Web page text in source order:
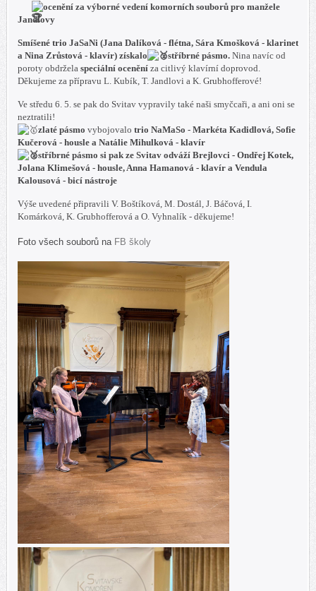
ocenění za výborné vedení komorních souborů pro manžele
Jandlovy
Smíšené trio JaSaNi (Jana Dalíková - flétna, Sára Kmošková - klarinet
a Nina Zrůstová - klavír) získalo
stříbrné pásmo. Nina navíc od
poroty obdržela speciální ocenění za citlivý klavírní doprovod.
Děkujeme za přípravu L. Kubík, T. Jandlovi a K. Grubhofferové!
Ve středu 6. 5. se pak do Svitav vypravily také naši smyčcaři, a ani oni se
neztratili!
zlaté pásmo vybojovalo trio NaMaSo - Markéta Kadidlová, Sofie
Kučerová - housle a Natálie Mihulková - klavír
stříbrné pásmo si pak ze Svitav odváží Brejlovci - Ondřej Kotek,
Jolana Klimešová - housle, Anna Hamanová - klavír a Vendula
Kalousová - bicí nástroje
Výše uvedené připravili V. Boštíková, M. Dostál, J. Báčová, I.
Komárková, K. Grubhofferová a O. Vyhnalík - děkujeme!
Foto všech souborů na FB školy